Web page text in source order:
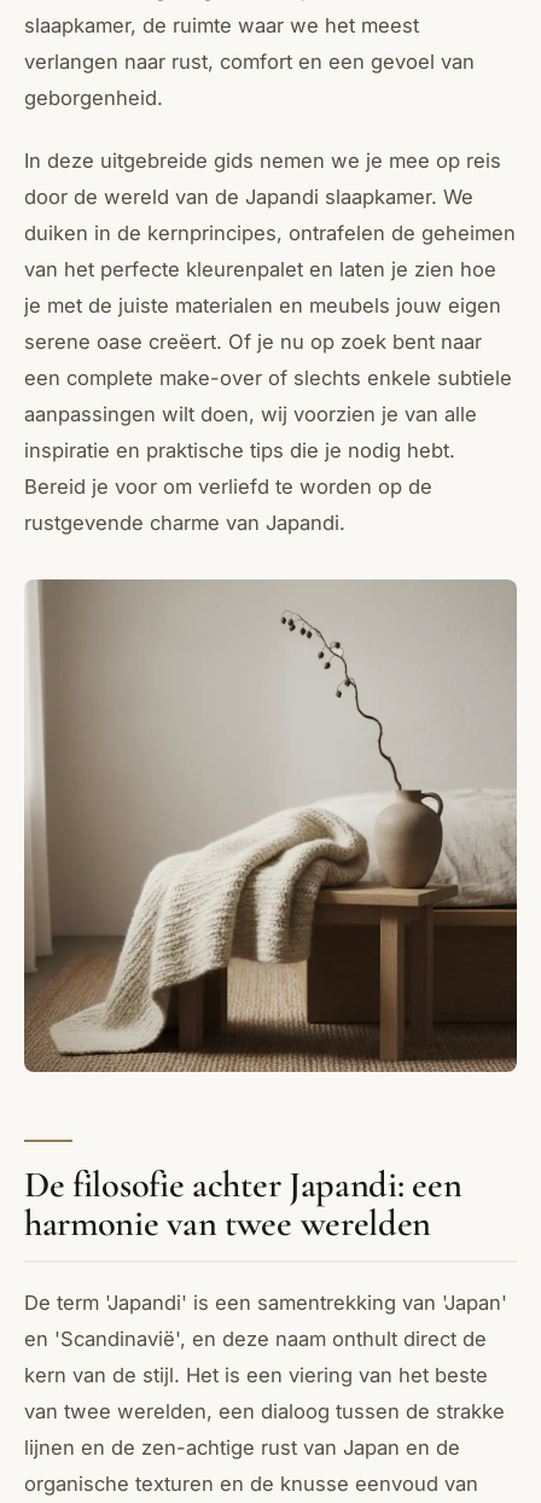
slaapkamer, de ruimte waar we het meest
verlangen naar rust, comfort en een gevoel van
geborgenheid.
In deze uitgebreide gids nemen we je mee op reis
door de wereld van de Japandi slaapkamer. We
duiken in de kernprincipes, ontrafelen de geheimen
van het perfecte kleurenpalet en laten je zien hoe
je met de juiste materialen en meubels jouw eigen
serene oase creëert. Of je nu op zoek bent naar
een complete make-over of slechts enkele subtiele
aanpassingen wilt doen, wij voorzien je van alle
inspiratie en praktische tips die je nodig hebt.
Bereid je voor om verliefd te worden op de
rustgevende charme van Japandi.
De filosofie achter Japandi: een
harmonie van twee werelden
De term 'Japandi' is een samentrekking van 'Japan'
en 'Scandinavië', en deze naam onthult direct de
kern van de stijl. Het is een viering van het beste
van twee werelden, een dialoog tussen de strakke
lijnen en de zen-achtige rust van Japan en de
organische texturen en de knusse eenvoud van